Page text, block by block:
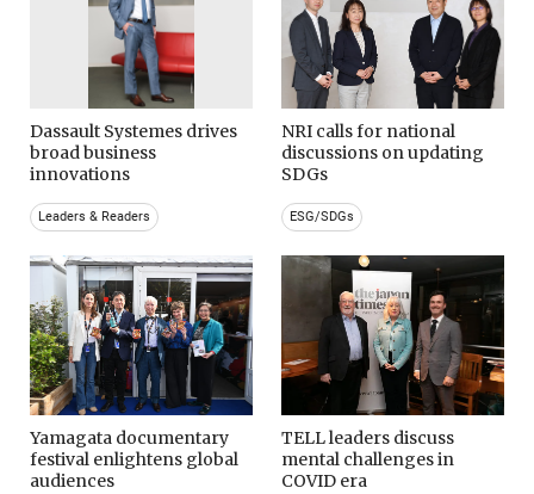
Dassault Systemes drives
broad business
innovations
Leaders & Readers
NRI calls for national
discussions on updating
SDGs
ESG/SDGs
Yamagata documentary
festival enlightens global
audiences
TELL leaders discuss
mental challenges in
COVID era